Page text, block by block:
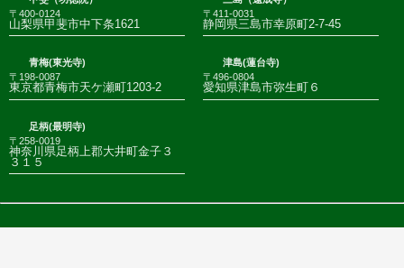
〒400-0124
山梨県甲斐市中下条1621
〒411-0031
静岡県三島市幸原町2-7-45
青梅(東光寺)
〒198-0087
東京都青梅市天ケ瀬町1203-2
津島(蓮台寺)
〒496-0804
愛知県津島市弥生町６
足柄(最明寺)
〒258-0019
神奈川県足柄上郡大井町金子３
３１５